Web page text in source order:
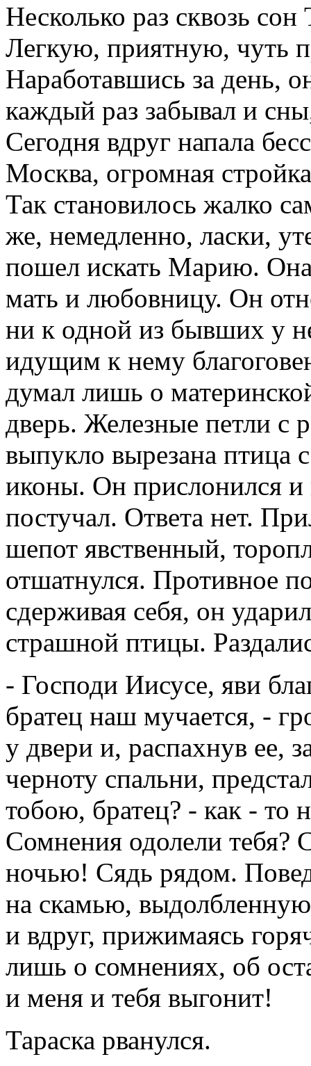
Несколько раз сквозь
Легкую, приятную, чуть
Наработавшись за день,
каждый раз забывал и
Сегодня вдруг напала
Москва, огромная
Так становилось жалко
же, немедленно, ласки,
пошел искать Марию.
мать и любовницу. Он
ни к одной из бывших у
идущим к нему
думал лишь о
дверь. Железные петли с
выпукло вырезана птица
иконы. Он прислонился
постучал. Ответа нет.
шепот явственный,
отшатнулся. Противное
сдерживая себя, он
страшной птицы.
- Господи Иисусе, яви
братец наш мучается, -
у двери и, распахнув ее,
черноту спальни,
тобою, братец? - как - то
Сомнения одолели
ночью! Сядь рядом.
на скамью,
и вдруг, прижимаясь
лишь о сомнениях, об
и меня и тебя выгонит!
Тараска рванулся.